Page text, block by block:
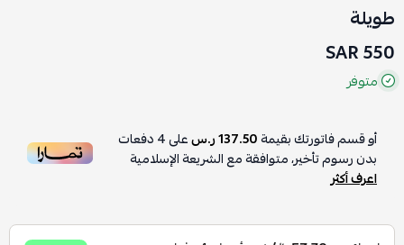
طويلة
550 SAR
متوفر
أو قسم فاتورتك بقيمة137.50 ر.س على4دفعات
بدون رسوم تأخير، متوافقة مع الشريعة الإسلامية
اعرف أكثر